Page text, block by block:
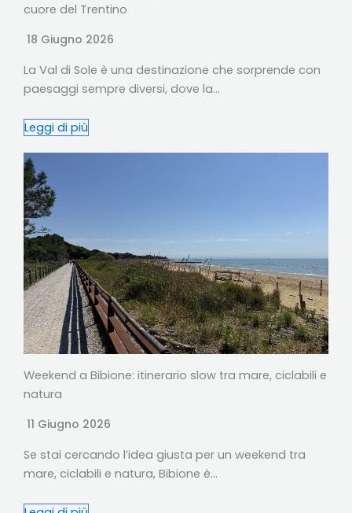
cuore del Trentino
18 Giugno 2026
La Val di Sole è una destinazione che sorprende con
paesaggi sempre diversi, dove la…
Leggi di più
Weekend a Bibione: itinerario slow tra mare, ciclabili e
natura
11 Giugno 2026
Se stai cercando l’idea giusta per un weekend tra
mare, ciclabili e natura, Bibione è…